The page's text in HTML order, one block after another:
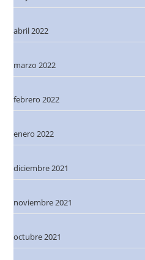
abril 2022
marzo 2022
febrero 2022
enero 2022
diciembre 2021
noviembre 2021
octubre 2021